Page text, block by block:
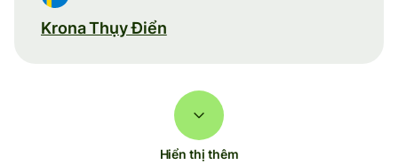
Krona Thụy Điển
Hiển thị thêm